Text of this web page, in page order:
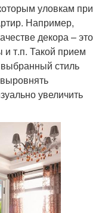
уловкам при
Например,
декора – это
т.п. Такой прием
стиль
увеличить